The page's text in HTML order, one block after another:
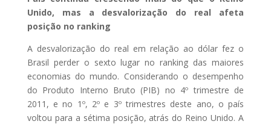
Unido, mas a desvalorização do real afeta
posição no ranking
A desvalorização do real em relação ao dólar fez o
Brasil perder o sexto lugar no ranking das maiores
economias do mundo. Considerando o desempenho
do Produto Interno Bruto (PIB) no 4º trimestre de
2011, e no 1º, 2º e 3º trimestres deste ano, o país
voltou para a sétima posição, atrás do Reino Unido. A